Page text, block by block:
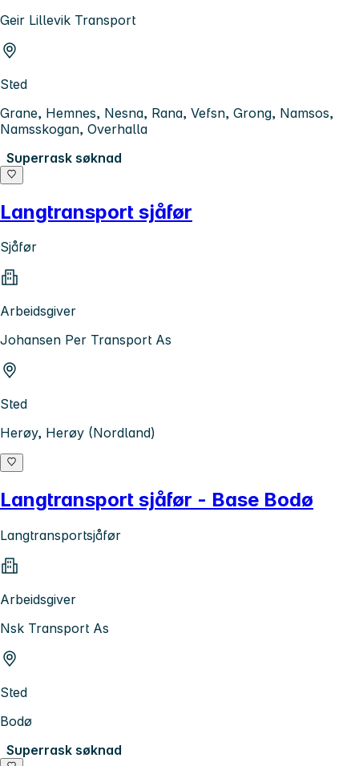
Geir Lillevik Transport
Sted
Grane, Hemnes, Nesna, Rana, Vefsn, Grong, Namsos,
Namsskogan, Overhalla
Superrask søknad
Langtransport sjåfør
Sjåfør
Arbeidsgiver
Johansen Per Transport As
Sted
Herøy, Herøy (Nordland)
Langtransport sjåfør - Base Bodø
Langtransportsjåfør
Arbeidsgiver
Nsk Transport As
Sted
Bodø
Superrask søknad